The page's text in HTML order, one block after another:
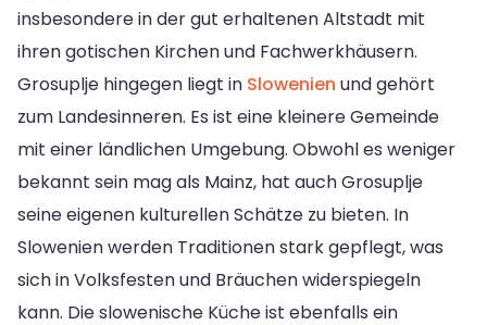
insbesondere in der gut erhaltenen Altstadt mit
ihren gotischen Kirchen und Fachwerkhäusern.
Grosuplje hingegen liegt in Slowenien und gehört
zum Landesinneren. Es ist eine kleinere Gemeinde
mit einer ländlichen Umgebung. Obwohl es weniger
bekannt sein mag als Mainz, hat auch Grosuplje
seine eigenen kulturellen Schätze zu bieten. In
Slowenien werden Traditionen stark gepflegt, was
sich in Volksfesten und Bräuchen widerspiegeln
kann. Die slowenische Küche ist ebenfalls ein